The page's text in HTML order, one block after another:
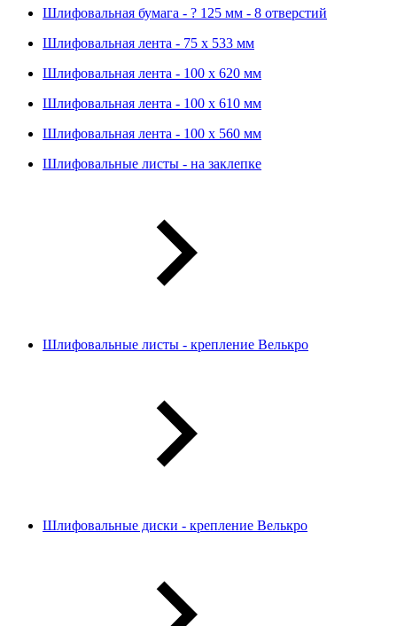
Шлифовальная бумага - ? 125 мм - 8 отверстий
Шлифовальная лента - 75 х 533 мм
Шлифовальная лента - 100 х 620 мм
Шлифовальная лента - 100 х 610 мм
Шлифовальная лента - 100 х 560 мм
Шлифовальные листы - на заклепке
Шлифовальные листы - крепление Велькро
Шлифовальные диски - крепление Велькро